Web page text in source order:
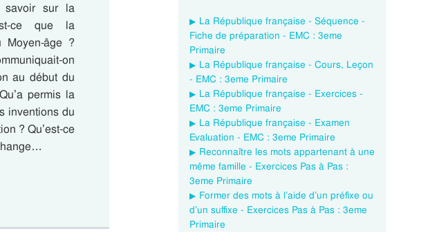
savoir sur la
ce que la
Moyen-âge ?
on
au début du
permis la
inventions du
? Qu’est-ce
La République française - Séquence -
Fiche de préparation - EMC : 3eme
Primaire
La République française - Cours, Leçon
- EMC : 3eme Primaire
La République française - Exercices -
EMC : 3eme Primaire
La République française - Examen
Evaluation - EMC : 3eme Primaire
Reconnaître les mots appartenant à une
même famille - Exercices Pas à Pas :
3eme Primaire
Former des mots à l’aide d’un préfixe ou
d’un suffixe - Exercices Pas à Pas : 3eme
Primaire